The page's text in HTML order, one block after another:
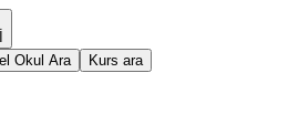
Okul Ara
Kurs ara